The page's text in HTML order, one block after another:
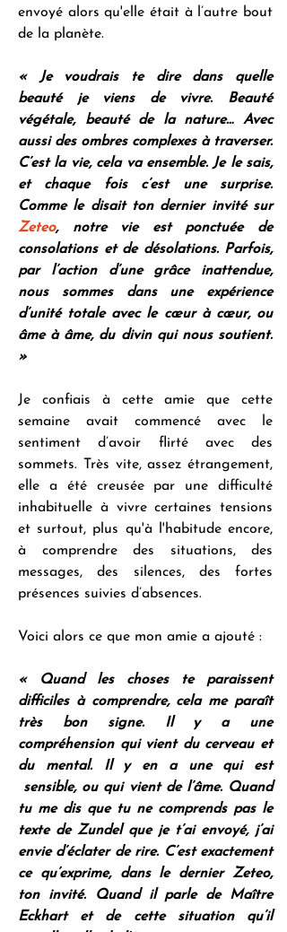
envoyé alors qu'elle était à l’autre bout
de la planète.
« Je voudrais te dire dans quelle
beauté je viens de vivre. Beauté
végétale, beauté de la nature… Avec
aussi des ombres complexes à traverser.
C’est la vie, cela va ensemble. Je le sais,
et chaque fois c’est une surprise.
Comme le disait ton dernier invité sur
Zeteo, notre vie est ponctuée de
consolations et de désolations. Parfois,
par l’action d’une grâce inattendue,
nous sommes dans une expérience
d’unité totale avec le cœur à cœur, ou
âme à âme, du divin qui nous soutient.
»
Je confiais à cette amie que cette
semaine avait commencé avec le
sentiment d’avoir flirté avec des
sommets. Très vite, assez étrangement,
elle a été creusée par une difficulté
inhabituelle à vivre certaines tensions
et surtout, plus qu'à l'habitude encore,
à comprendre des situations, des
messages, des silences, des fortes
présences suivies d’absences.
Voici alors ce que mon amie a ajouté :
« Quand les choses te paraissent
difficiles à comprendre, cela me paraît
très bon signe. Il y a une
compréhension qui vient du cerveau et
du mental. Il y en a une qui est
sensible, ou qui vient de l’âme. Quand
tu me dis que tu ne comprends pas le
texte de Zundel que je t’ai envoyé, j’ai
envie d’éclater de rire. C’est exactement
ce qu’exprime, dans le dernier Zeteo,
ton invité. Quand il parle de Maître
Eckhart et de cette situation qu’il